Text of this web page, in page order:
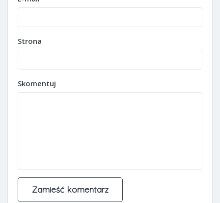
Strona
Skomentuj